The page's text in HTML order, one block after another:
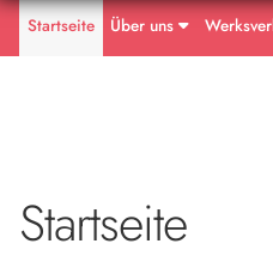
Startseite Über uns
Startseite